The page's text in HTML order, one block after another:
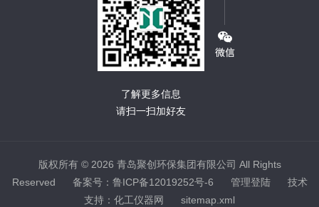
了解更多信息
请扫一扫加好友
版权所有 © 2026 青岛聚创环保集团有限公司 All Rights
Reserved 备案号：鲁ICP备12019252号-6 管理登陆技术
支持： 化工仪器网 sitemap.xml